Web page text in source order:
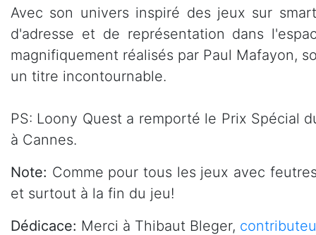
Avec son univers inspiré des jeux sur
d'adresse et de représentation dans
magnifiquement réalisés par Paul Mafayon,
un titre incontournable.
PS: Loony Quest a remporté le Prix Spécial
à Cannes.
Note: Comme pour tous les jeux avec
et surtout à la fin du jeu!
Dédicace: Merci à Thibaut Bleger,